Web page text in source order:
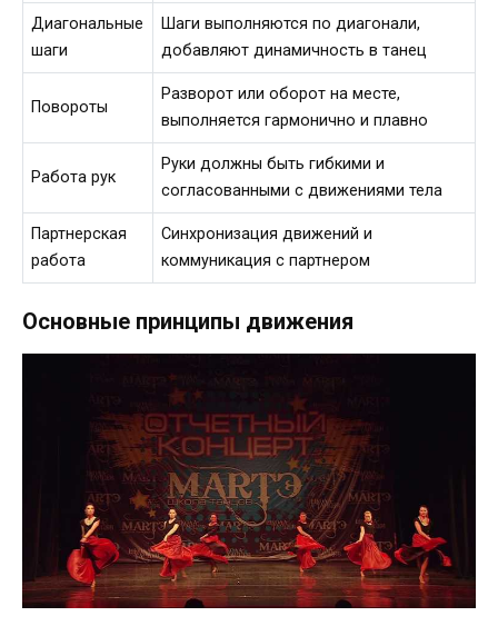
Диагональные
шаги
Шаги выполняются по диагонали,
добавляют динамичность в танец
Повороты
Разворот или оборот на месте,
выполняется гармонично и плавно
Работа рук
Руки должны быть гибкими и
согласованными с движениями тела
Партнерская
работа
Синхронизация движений и
коммуникация с партнером
Основные принципы движения